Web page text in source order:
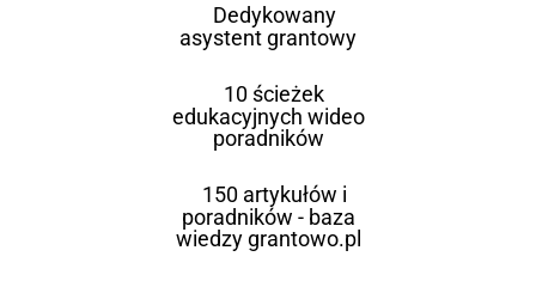
Dedykowany
asystent grantowy
10 ścieżek
edukacyjnych wideo
poradników
150 artykułów i
poradników - baza
wiedzy grantowo.pl